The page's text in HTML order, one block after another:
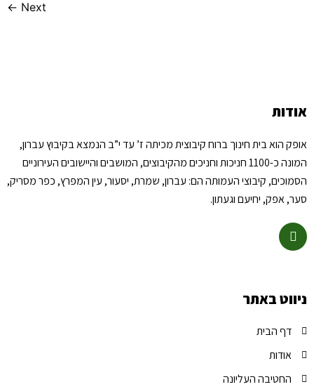
Next
←
אודות
אופק הוא בית חינוך ברוח קיבוצית מכיתה ז’ עד י”ב הנמצא בקיבוץ עברון,
המונה כ-1100 חניכות וחניכים מהקיבוצים, המושבים והיישובים העירוניים
הסמוכים, קיבוצי העמותה הם: עברון, שמרת, יסעור, עין המפרץ, כפר מסריק,
סער, אפק, יחיעם וגעתון.
ניווט באתר
דף הבית
אודות
החטיבה העליונה